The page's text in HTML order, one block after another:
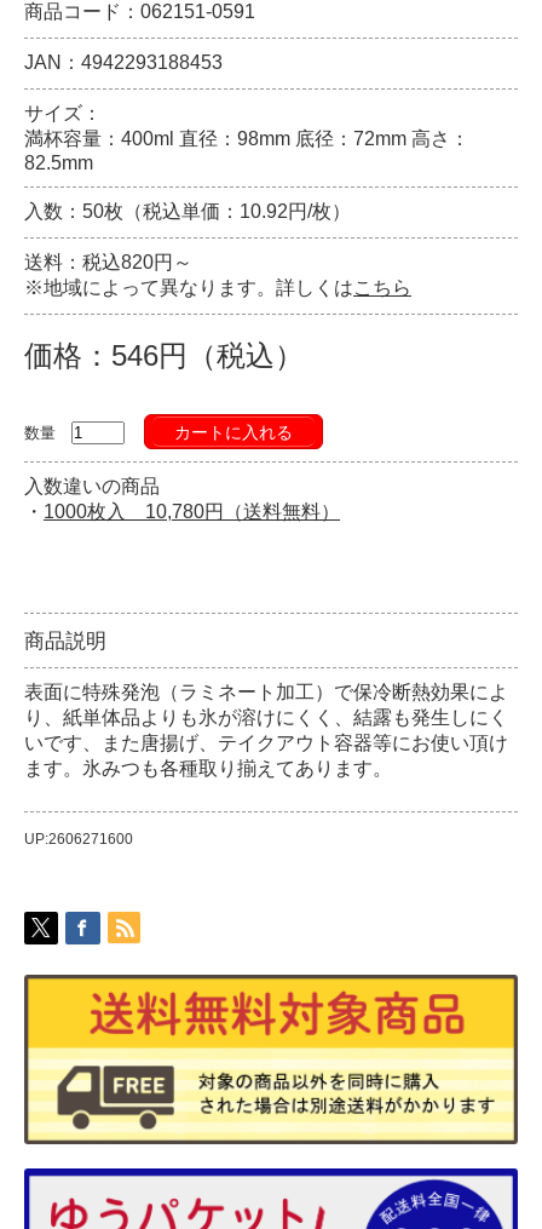
商品コード：062151-0591
JAN：4942293188453
サイズ：
満杯容量：400ml 直径：98mm 底径：72mm 高さ：
82.5mm
入数：50枚（税込単価：10.92円/枚）
送料：税込820円～
※地域によって異なります。詳しくはこちら
価格：546円（税込）
数量 カートに入れる
入数違いの商品
・ 1000枚入 10,780円（送料無料）
商品説明
表面に特殊発泡（ラミネート加工）で保冷断熱効果によ
り、紙単体品よりも氷が溶けにくく、結露も発生しにく
いです、また唐揚げ、テイクアウト容器等にお使い頂け
ます。氷みつも各種取り揃えてあります。
UP:2606271600